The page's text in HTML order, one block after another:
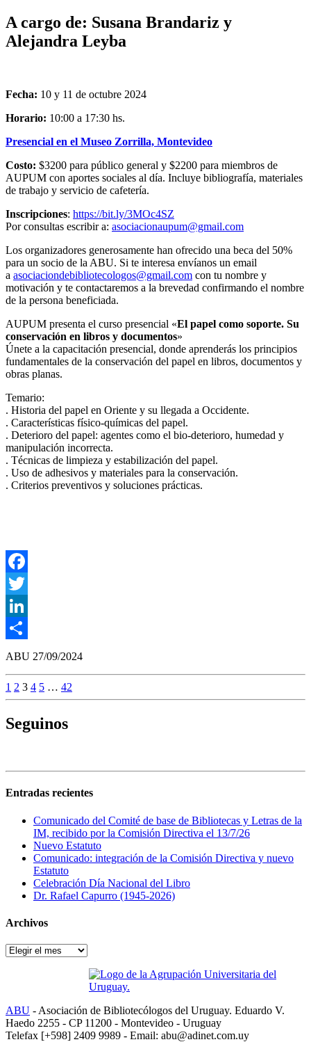
A cargo de: Susana Brandariz y
Alejandra Leyba
Fecha: 10 y 11 de octubre 2024
Horario: 10:00 a 17:30 hs.
Presencial en el Museo Zorrilla, Montevideo
Costo: $3200 para público general y $2200 para miembros de
AUPUM con aportes sociales al día. Incluye bibliografía, materiales
de trabajo y servicio de cafetería.
Inscripciones: https://bit.ly/3MOc4SZ
Por consultas escribir a: asociacionaupum@gmail.com
Los organizadores generosamente han ofrecido una beca del 50%
para un socio de la ABU. Si te interesa envíanos un email
a asociaciondebibliotecologos@gmail.com con tu nombre y
motivación y te contactaremos a la brevedad confirmando el nombre
de la persona beneficiada.
AUPUM presenta el curso presencial «El papel como soporte. Su
conservación en libros y documentos»
Únete a la capacitación presencial, donde aprenderás los principios
fundamentales de la conservación del papel en libros, documentos y
obras planas.
Temario:
. Historia del papel en Oriente y su llegada a Occidente.
. Características físico-químicas del papel.
. Deterioro del papel: agentes como el bio-deterioro, humedad y
manipulación incorrecta.
. Técnicas de limpieza y estabilización del papel.
. Uso de adhesivos y materiales para la conservación.
. Criterios preventivos y soluciones prácticas.
Facebook
Twitter
LinkedIn
Compartir
ABU 27/09/2024
1 2 3 4 5 … 42
Seguinos
Entradas recientes
Comunicado del Comité de base de Bibliotecas y Letras de la
IM, recibido por la Comisión Directiva el 13/7/26
Nuevo Estatuto
Comunicado: integración de la Comisión Directiva y nuevo
Estatuto
Celebración Día Nacional del Libro
Dr. Rafael Capurro (1945-2026)
Archivos
Archivos
ABU - Asociación de Bibliotecólogos del Uruguay. Eduardo V.
Haedo 2255 - CP 11200 - Montevideo - Uruguay
Telefax [+598] 2409 9989 - Email: abu@adinet.com.uy